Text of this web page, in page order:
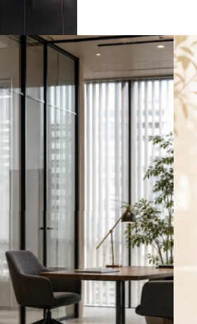
金庫 指紋認
ュンつまみ 高
ク ゴールド
品質オフィス家具
ルを厳選。美しさと機能性を兼ね備えた家具
トレスフリー。